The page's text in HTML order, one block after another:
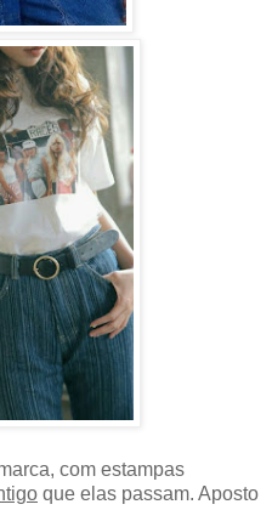
com estampas
que elas passam. Aposto